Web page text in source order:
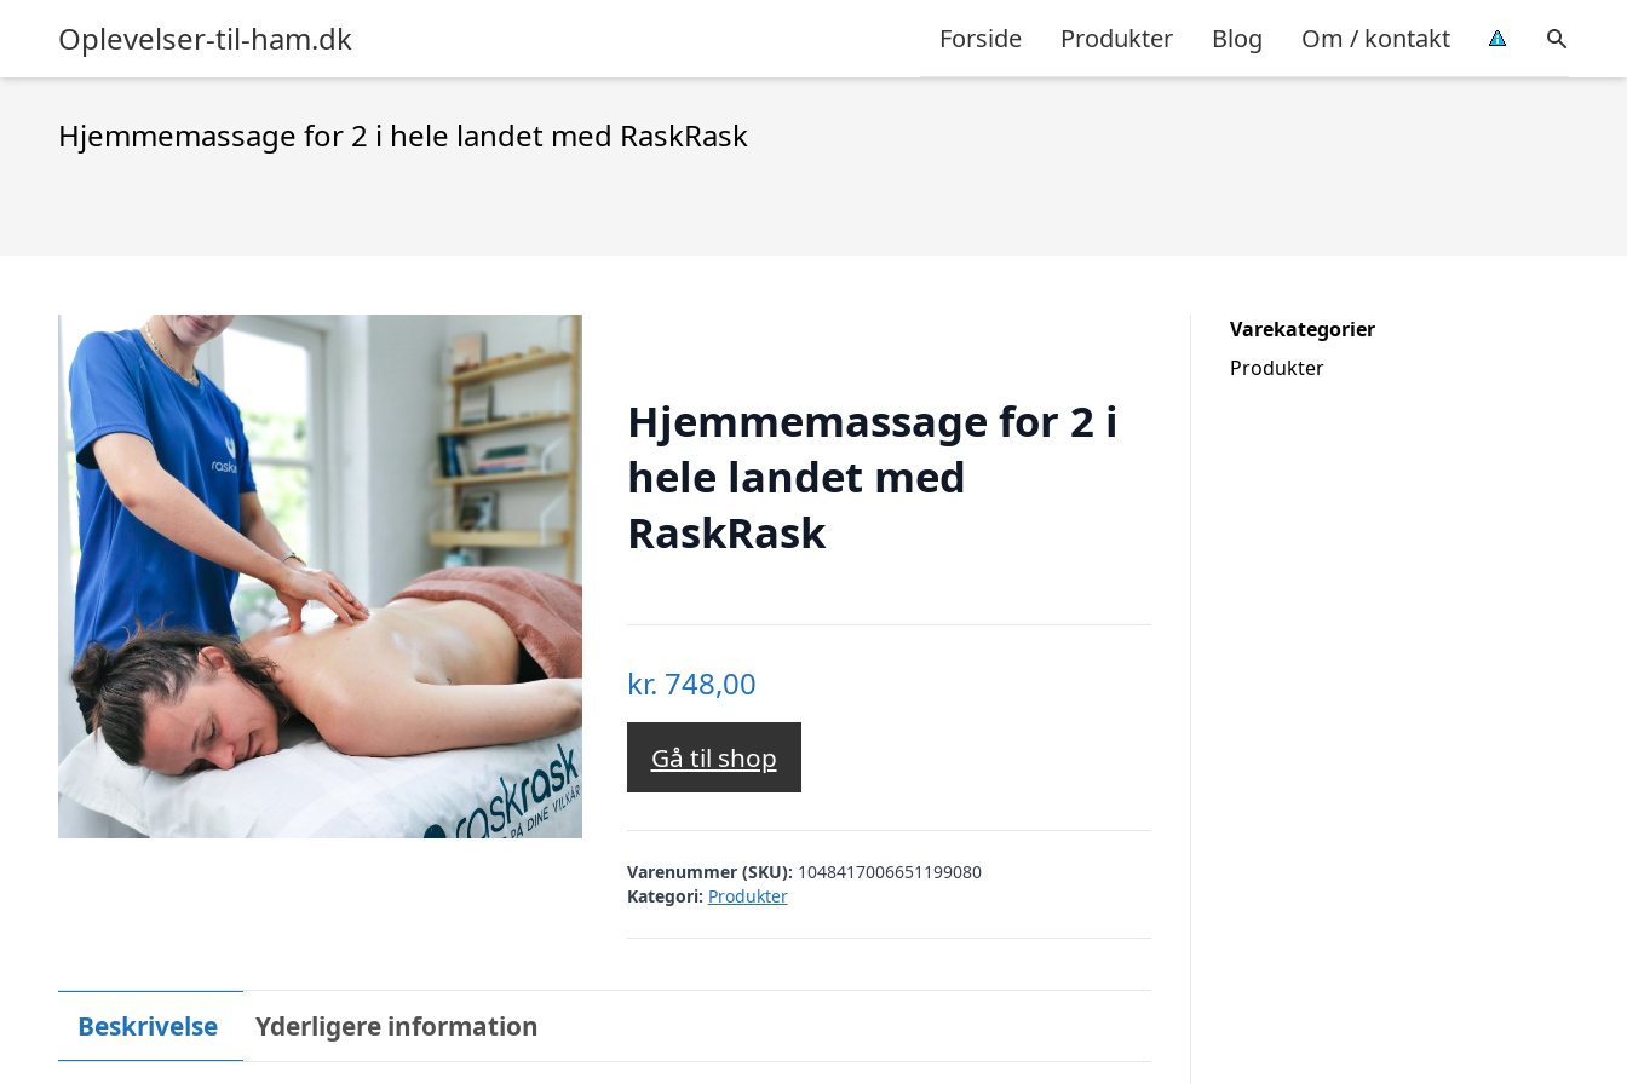
Oplevelser-til-ham.dk Forside Produkter Blog Om / kontakt
Hjemmemassage for 2 i hele landet med RaskRask
Hjemmemassage for 2 i
hele landet med
RaskRask
kr. 748,00
Gå til shop
Varenummer (SKU): 1048417006651199080
Kategori: Produkter
Beskrivelse Yderligere information
Varekategorier
Produkter